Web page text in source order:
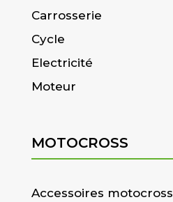
Carrosserie
Cycle
Electricité
Moteur
MOTOCROSS
Accessoires motocross